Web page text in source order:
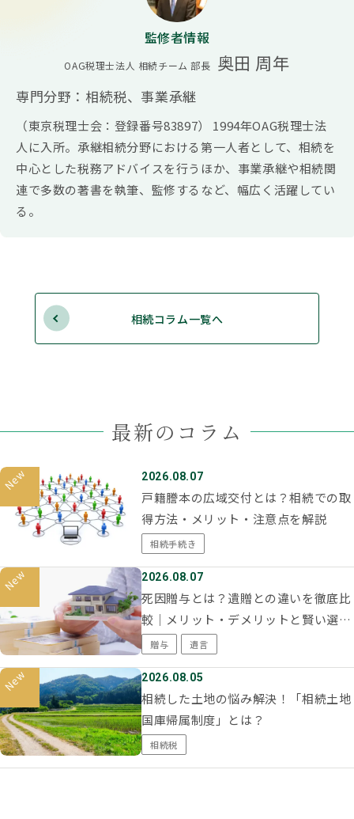
監修者情報
OAG税理士法人 相続チーム 部長 奥田 周年
専門分野：相続税、事業承継
（東京税理士会：登録番号83897） 1994年OAG税理士法
人に入所。承継相続分野における第一人者として、相続を
中心とした税務アドバイスを行うほか、事業承継や相続関
連で多数の著書を執筆、監修するなど、幅広く活躍してい
る。
相続コラム一覧へ
最新のコラム
2026.08.07
戸籍謄本の広域交付とは？相続での取
得方法・メリット・注意点を解説
相続手続き
2026.08.07
死因贈与とは？遺贈との違いを徹底比
較｜メリット・デメリットと賢い選択
基準を解説
贈与 遺言
2026.08.05
相続した土地の悩み解決！「相続土地
国庫帰属制度」とは？
相続税